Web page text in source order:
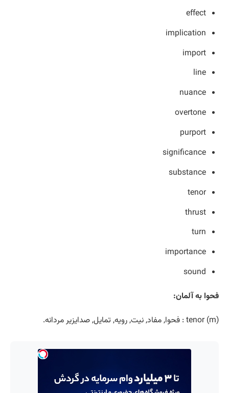
effect
implication
import
line
nuance
overtone
purport
significance
substance
tenor
thrust
turn
importance
sound
فحوا به آلمان:
(tenor (m : فحوا, مفاد, نیت, رویه, تمایل, صدايزیر مردانه.